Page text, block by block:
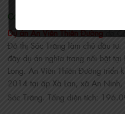
Các hạng mục cảnh quan tại An
Dự án An Viên Thiên Đườngdo
Đô thị Sóc Trăng làm chủ đầu tư.
đây dự án nghĩa trang nổi bật tại
Long. An Viên Thiên Đường triển
2014 tại ấp Xà Lan, xã An Ninh,
Sóc Trăng. Tổng diện tích: